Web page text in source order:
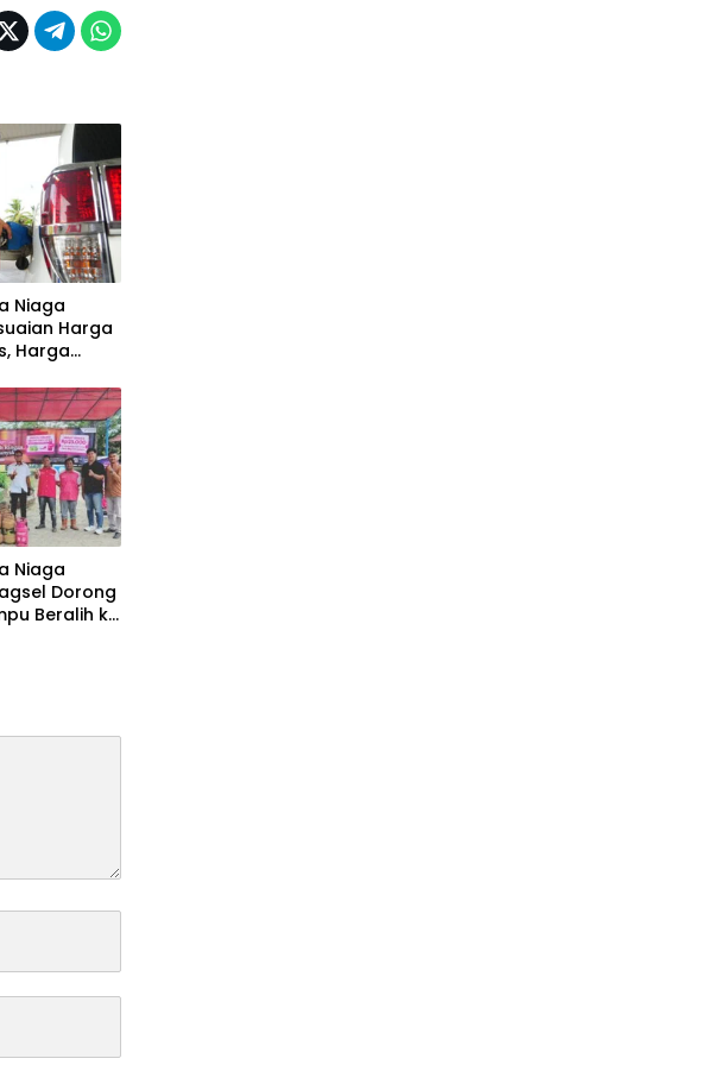
Niaga
Harga
Harga
Niaga
Dorong
Beralih ke